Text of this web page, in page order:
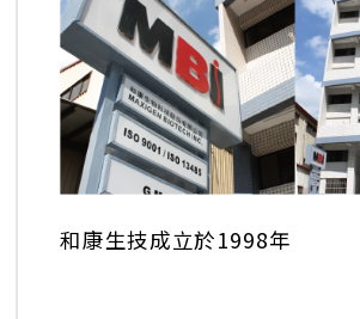
和康生技成立於1998年